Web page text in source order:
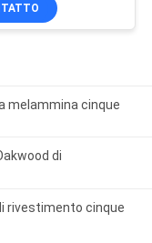
melammina cinque
di
rivestimento cinque